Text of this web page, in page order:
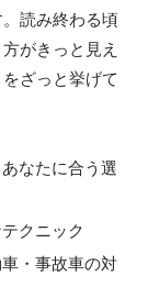
読み終わる頃
がきっと見え
ざっと挙げて
なたに合う選
クニック
・事故車の対